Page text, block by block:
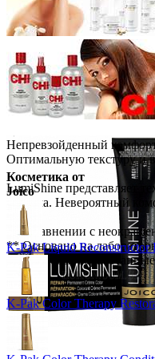
Непревзойденный
Оптимальную текстуру и
LumiShine представляет
сандала. Невероятный
* В сравнении с
** Основано на
*** Волосы,
Косметика от
Joico
K-Pak Liquid
K-Pak Color Therapy